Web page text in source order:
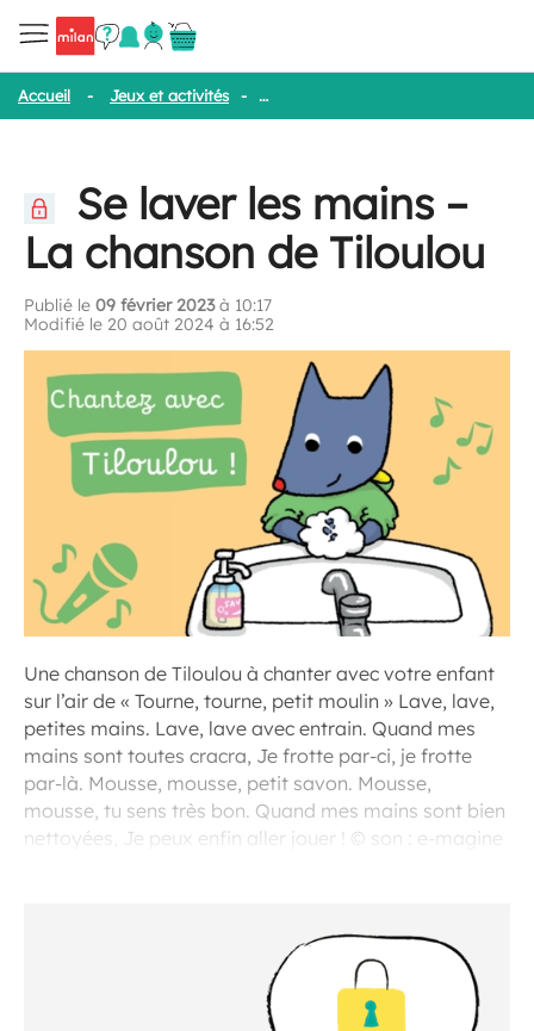
Accueil - Jeux et activités - Se laver les mains – La chanson de
Se laver les mains –
La chanson de Tiloulou
Publié le 09 février 2023à 10:17
Modifié le 20 août 2024 à 16:52
Une chanson de Tiloulou à chanter avec votre enfant
sur l’air de « Tourne, tourne, petit moulin » Lave, lave,
petites mains. Lave, lave avec entrain. Quand mes
mains sont toutes cracra, Je frotte par-ci, je frotte
par-là. Mousse, mousse, petit savon. Mousse,
mousse, tu sens très bon. Quand mes mains sont bien
nettoyées, Je peux enfin aller jouer ! © son : e-magine